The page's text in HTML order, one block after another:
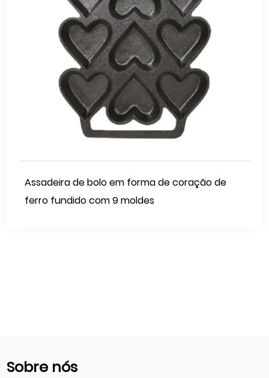
Assadeira de bolo em forma de coração de
ferro fundido com 9 moldes
Sobre nós